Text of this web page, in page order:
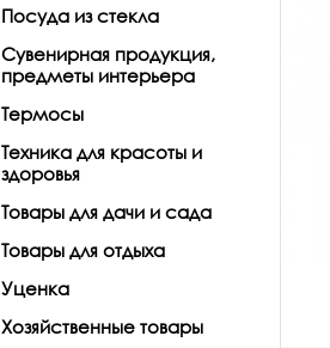
Посуда из стекла
Сувенирная продукция,
предметы интерьера
Термосы
Техника для красоты и
здоровья
Товары для дачи и сада
Товары для отдыха
Уценка
Хозяйственные товары